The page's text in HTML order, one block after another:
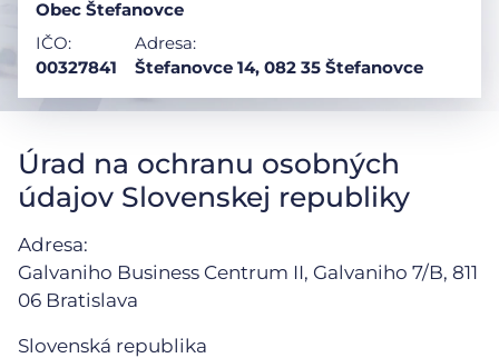
Obec Štefanovce
IČO:
00327841
Adresa:
Štefanovce 14, 082 35 Štefanovce
Úrad na ochranu osobných
údajov Slovenskej republiky
Adresa:
Galvaniho Business Centrum II, Galvaniho 7/B, 811
06 Bratislava
Slovenská republika